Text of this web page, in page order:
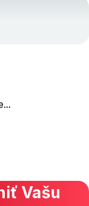
Vašu